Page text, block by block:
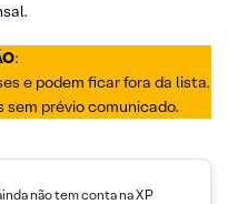
:
e podem ficar fora da lista.
prévio comunicado.
não tem conta na XP